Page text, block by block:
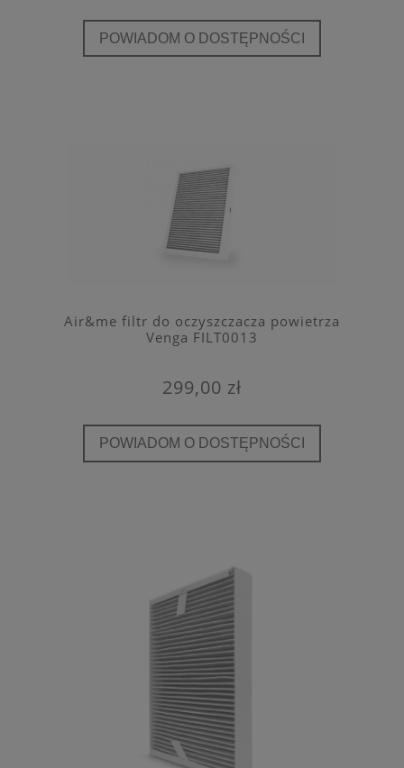
POWIADOM O DOSTĘPNOŚCI
Air&me filtr do oczyszczacza powietrza
Venga FILT0013
299,00 zł
POWIADOM O DOSTĘPNOŚCI